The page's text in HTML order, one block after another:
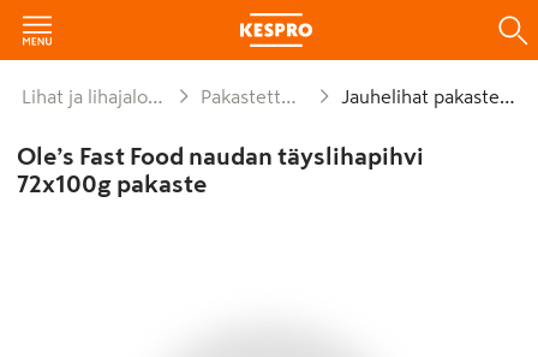
Lihat ja lihajalosteet Pakastettu liha Jauhelihat pakastettu
Ole’s Fast Food naudan täyslihapihvi
72x100g pakaste